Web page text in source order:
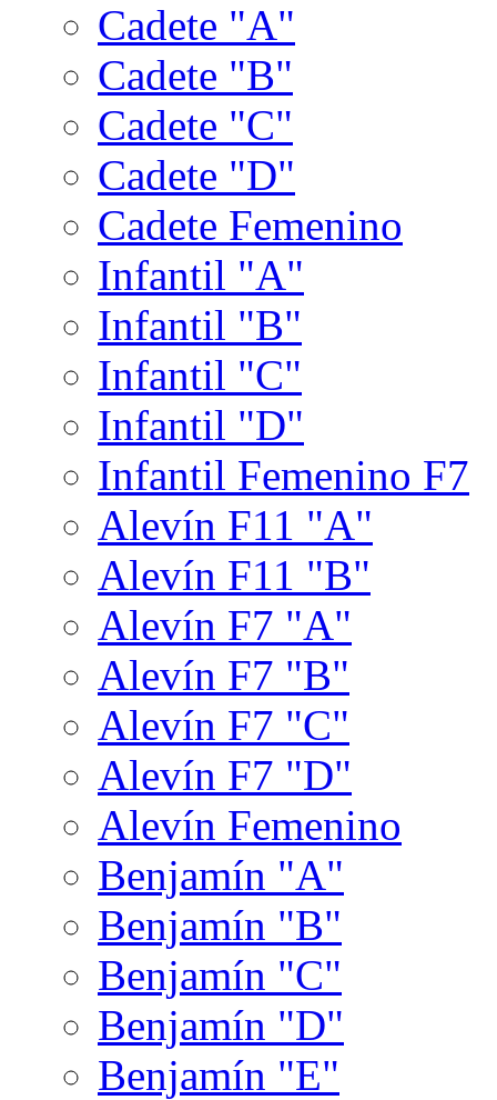
Cadete "A"
Cadete "B"
Cadete "C"
Cadete "D"
Cadete Femenino
Infantil "A"
Infantil "B"
Infantil "C"
Infantil "D"
Infantil Femenino F7
Alevín F11 "A"
Alevín F11 "B"
Alevín F7 "A"
Alevín F7 "B"
Alevín F7 "C"
Alevín F7 "D"
Alevín Femenino
Benjamín "A"
Benjamín "B"
Benjamín "C"
Benjamín "D"
Benjamín "E"